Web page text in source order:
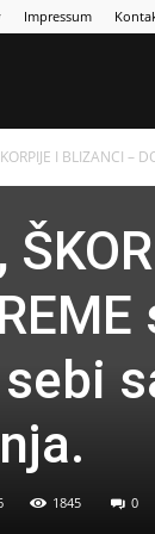
Impressum
I BLIZANCI –
1845 0